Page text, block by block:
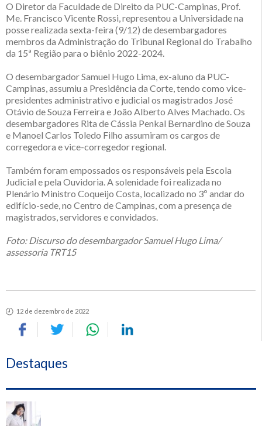
O Diretor da Faculdade de Direito da PUC-Campinas, Prof.
Me. Francisco Vicente Rossi, representou a Universidade na
posse realizada sexta-feira (9/12) de desembargadores
membros da Administração do Tribunal Regional do Trabalho
da 15ª Região para o biênio 2022-2024.
O desembargador Samuel Hugo Lima, ex-aluno da PUC-
Campinas, assumiu a Presidência da Corte, tendo como vice-
presidentes administrativo e judicial os magistrados José
Otávio de Souza Ferreira e João Alberto Alves Machado. Os
desembargadores Rita de Cássia Penkal Bernardino de Souza
e Manoel Carlos Toledo Filho assumiram os cargos de
corregedora e vice-corregedor regional.
Também foram empossados os responsáveis pela Escola
Judicial e pela Ouvidoria. A solenidade foi realizada no
Plenário Ministro Coqueijo Costa, localizado no 3º andar do
edifício-sede, no Centro de Campinas, com a presença de
magistrados, servidores e convidados.
Foto: Discurso do desembargador Samuel Hugo Lima/
assessoria TRT15
12 de dezembro de 2022
Destaques